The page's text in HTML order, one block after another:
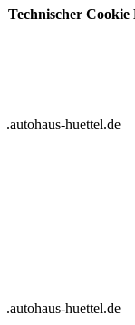
Technischer Cookie
.autohaus-huettel.de
.autohaus-huettel.de